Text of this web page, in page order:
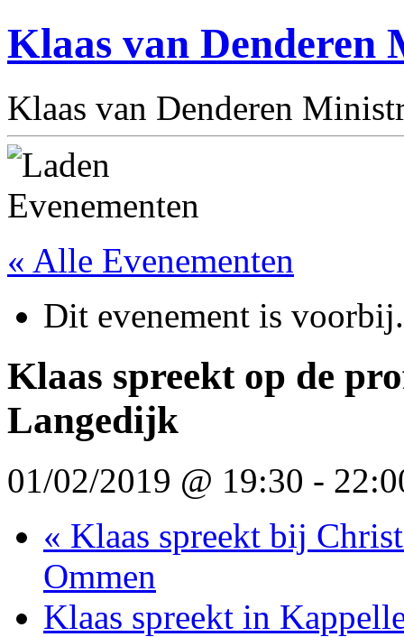
Klaas van Denderen
Klaas van Denderen
« Alle Evenementen
Dit evenement is voorbij.
Klaas spreekt op de
Langedijk
01/02/2019 @ 19:30 -
« Klaas spreekt bij
Ommen
Klaas spreekt in